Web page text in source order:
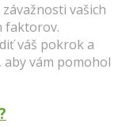
vašich
faktorov.
váš pokrok a
vám pomohol